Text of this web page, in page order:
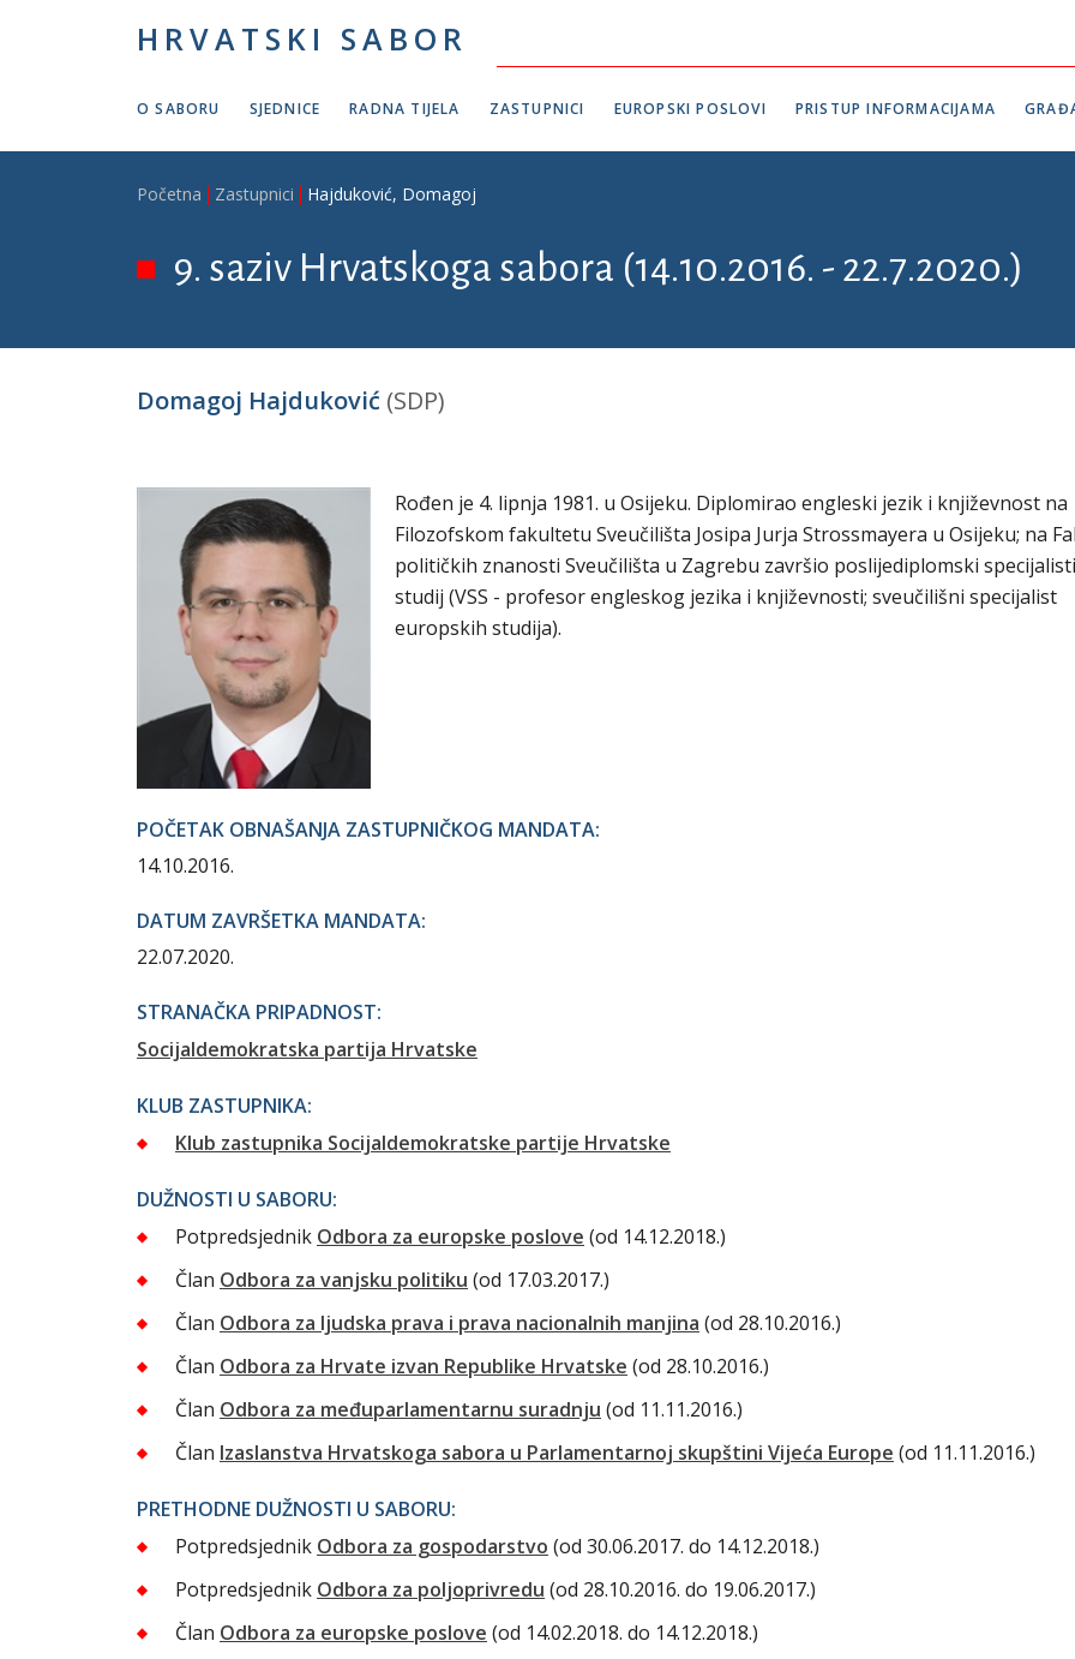
HRVATSKI SABOR
O SABORU SJEDNICE RADNA TIJELA ZASTUPNICI EUROPSKI POSLOVI PRISTUP INFORMACIJAMA
Breadcrumb
Početna Zastupnici Hajduković, Domagoj
9. saziv Hrvatskoga sabora (14.10.2016. - 22.7.2020.)
Domagoj Hajduković (SDP)
Rođen je 4. lipnja 1981. u Osijeku. Diplomirao engleski jezik i književnost na
Filozofskom fakultetu Sveučilišta Josipa Jurja Strossmayera u Osijeku; na
političkih znanosti Sveučilišta u Zagrebu završio poslijediplomski
studij (VSS - profesor engleskog jezika i književnosti; sveučilišni specijalist
europskih studija).
POČETAK OBNAŠANJA ZASTUPNIČKOG MANDATA:
14.10.2016.
DATUM ZAVRŠETKA MANDATA:
22.07.2020.
STRANAČKA PRIPADNOST:
Socijaldemokratska partija Hrvatske
KLUB ZASTUPNIKA:
Klub zastupnika Socijaldemokratske partije Hrvatske
DUŽNOSTI U SABORU:
Potpredsjednik Odbora za europske poslove (od 14.12.2018.)
Član Odbora za vanjsku politiku (od 17.03.2017.)
Član Odbora za ljudska prava i prava nacionalnih manjina (od 28.10.2016.)
Član Odbora za Hrvate izvan Republike Hrvatske (od 28.10.2016.)
Član Odbora za međuparlamentarnu suradnju (od 11.11.2016.)
Član Izaslanstva Hrvatskoga sabora u Parlamentarnoj skupštini Vijeća Europe (od 11.11.2016.)
PRETHODNE DUŽNOSTI U SABORU:
Potpredsjednik Odbora za gospodarstvo (od 30.06.2017. do 14.12.2018.)
Potpredsjednik Odbora za poljoprivredu (od 28.10.2016. do 19.06.2017.)
Član Odbora za europske poslove (od 14.02.2018. do 14.12.2018.)